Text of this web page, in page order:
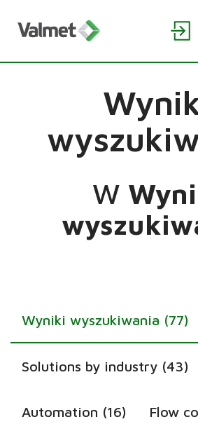
W
Wyniki wyszukiwania (77)
Solutions by industry (43)
Automation (16) Flow